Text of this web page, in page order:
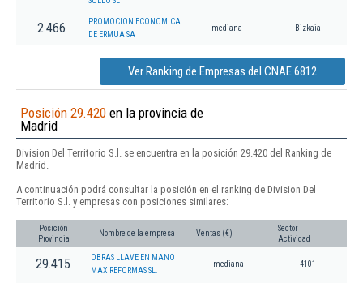
2.466
PROMOCION ECONOMICA
DE ERMUA SA
mediana Bizkaia
Ver Ranking de Empresas del CNAE 6812
Posición 29.420 en la provincia de
Madrid
Division Del Territorio S.l. se encuentra en la posición 29.420 del Ranking de
Madrid.
A continuación podrá consultar la posición en el ranking de Division Del
Territorio S.l. y empresas con posiciones similares:
Posición
Provincia
Nombre de la empresa Ventas (€)
Sector
Actividad
29.415
OBRAS LLAVE EN MANO
MAX REFORMAS SL.
mediana 4101